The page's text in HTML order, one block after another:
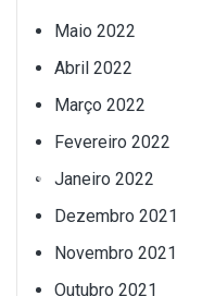
Maio 2022
Abril 2022
Março 2022
Fevereiro 2022
Janeiro 2022
Dezembro 2021
Novembro 2021
Outubro 2021